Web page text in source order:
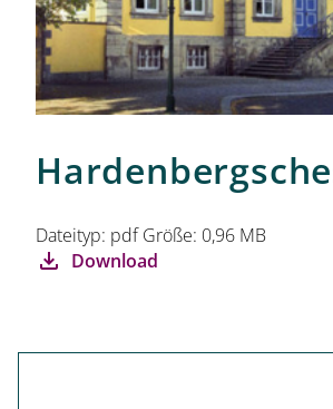
Eintrittspreise
Ticketshop
Dateityp: pdf Größe: 0,96 MB
Download